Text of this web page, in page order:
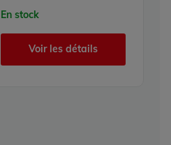
En stock
Voir les détails